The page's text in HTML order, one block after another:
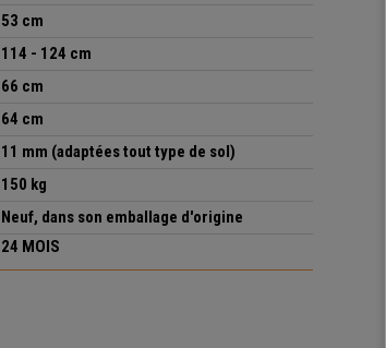
53 cm
114 - 124 cm
66 cm
64 cm
11 mm (adaptées tout type de sol)
150 kg
Neuf, dans son emballage d'origine
24 MOIS